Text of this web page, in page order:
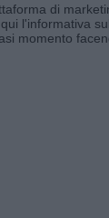
di
l'informativa
momento